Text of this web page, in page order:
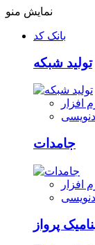
نمایش منو
بانک کد
تولید شبکه
افزار
جامدات
افزار
پرواز